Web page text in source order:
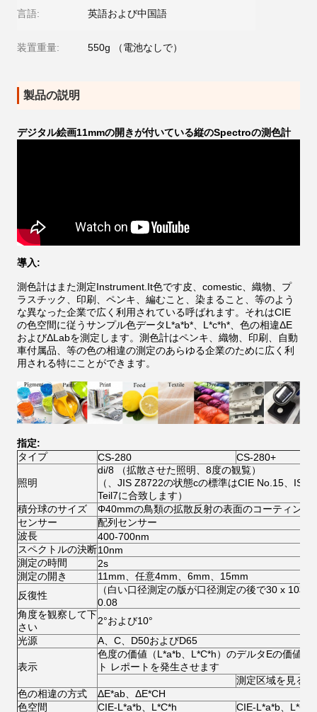
言語: 英語および中国語
装置重量: 550g （電池なしで）
製品の説明
デジタル絵画11mmの開きが付いている縦のSpectroの測色計
導入:
測色計はまた測定Instrument.It色です皮、comestic、織物、プ
ラスチック、印刷、ペンキ、編むこと、染まること、等のよう
な異なった企業で広く利用されている呼ばれます。それはCIE
の色空間に従うサンプル色データL*a*b*、L*c*h*、色の相違ΔE
およびΔLabを測定します。測色計はペンキ、織物、印刷、自動
車付属品、等の色の相違の測定のあらゆる企業のために広く利
用される特にことができます。
指定:
タイプ
CS-280 CS-280+
照明
di/8 （拡散させた照明、8度の観覧）
（、JIS Z8722の状態cの標準はCIE No.15、
Teil7に合致します）
積分球のサイズ
Φ40mmの鳥類の拡散反射の表面のコーティング
センサー
配列センサー
波長
400-700nm
スペクトルの決断10nm
測定の時間
2s
測定の開き
11mm、任意4mm、6mm、15mm
反復性
（白い口径測定の版が口径測定の後で30 x 10
0.08
角度を観察して下
さい
2°および10°
光源
A、C、D50およびD65
表示
色度の価値（L*a*b、L*C*h）のデルタEの価値
ト レポートを発生させます
測定区域を見る
色の相違の方式
ΔE*ab、ΔE*CH
色空間
CIE-L*a*b、L*C*h CIE-L*a*b、